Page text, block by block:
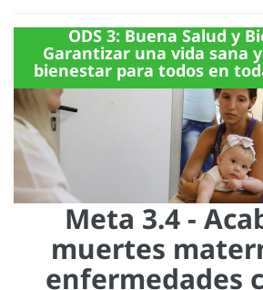
ODS 3: Buena Salud y
Garantizar una vida sana
bienestar para todos en
Meta 3.4 -
muertes
enfermedades